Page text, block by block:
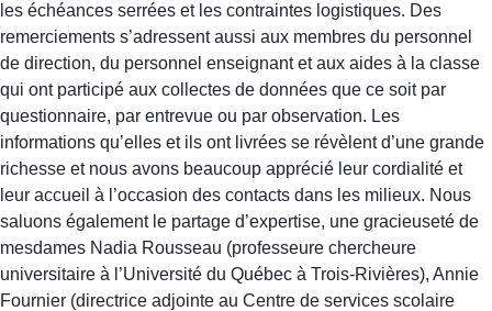
les échéances serrées et les contraintes logistiques. Des
remerciements s’adressent aussi aux membres du personnel
de direction, du personnel enseignant et aux aides à la classe
qui ont participé aux collectes de données que ce soit par
questionnaire, par entrevue ou par observation. Les
informations qu’elles et ils ont livrées se révèlent d’une grande
richesse et nous avons beaucoup apprécié leur cordialité et
leur accueil à l’occasion des contacts dans les milieux. Nous
saluons également le partage d’expertise, une gracieuseté de
mesdames Nadia Rousseau (professeure chercheure
universitaire à l’Université du Québec à Trois-Rivières), Annie
Fournier (directrice adjointe au Centre de services scolaire